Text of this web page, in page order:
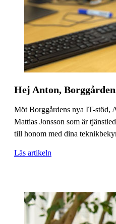
Hej Anton,
Möt Borggårdens nya IT-stöd,
Mattias Jonsson som är
till honom med dina
Läs artikeln